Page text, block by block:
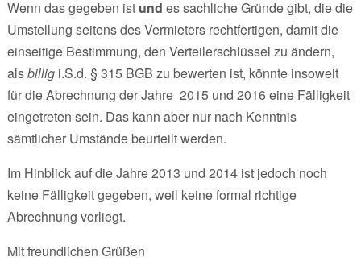
Wenn das gegeben ist und es sachliche Gründe gibt, die die
Umstellung seitens des Vermieters rechtfertigen, damit die
einseitige Bestimmung, den Verteilerschlüssel zu ändern,
alsbilligi.S.d. § 315 BGB zu bewerten ist, könnte insoweit
für die Abrechnung der Jahre 2015 und 2016 eine Fälligkeit
eingetreten sein. Das kann aber nur nach Kenntnis
sämtlicher Umstände beurteilt werden.
Im Hinblick auf die Jahre 2013 und 2014 ist jedoch noch
keine Fälligkeit gegeben, weil keine formal richtige
Abrechnung vorliegt.
Mit freundlichen Grüßen